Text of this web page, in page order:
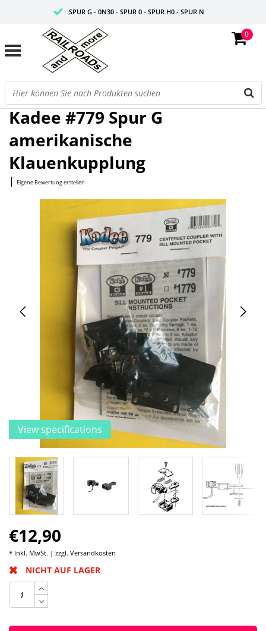
SPUR G - 0N30 - SPUR 0 - SPUR H0 - SPUR N
0
Startseite/#779 Spur G amerikanische Klauenkupplung
Kadee #779 Spur G
amerikanische
Klauenkupplung
| Eigene Bewertung erstellen
View specifications
€12,90
* Inkl. MwSt. | zzgl. Versandkosten
NICHT AUF LAGER